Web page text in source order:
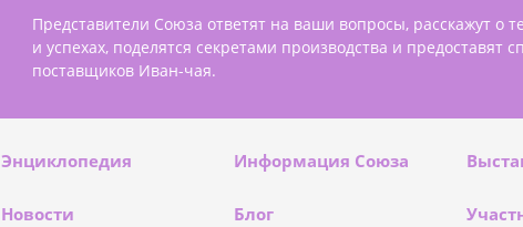
Представители Союза ответят на ваши вопросы, расскажут о
и успехах, поделятся секретами производства и предоставят
поставщиков Иван-чая.
Энциклопедия Информация Союза
Новости Блог